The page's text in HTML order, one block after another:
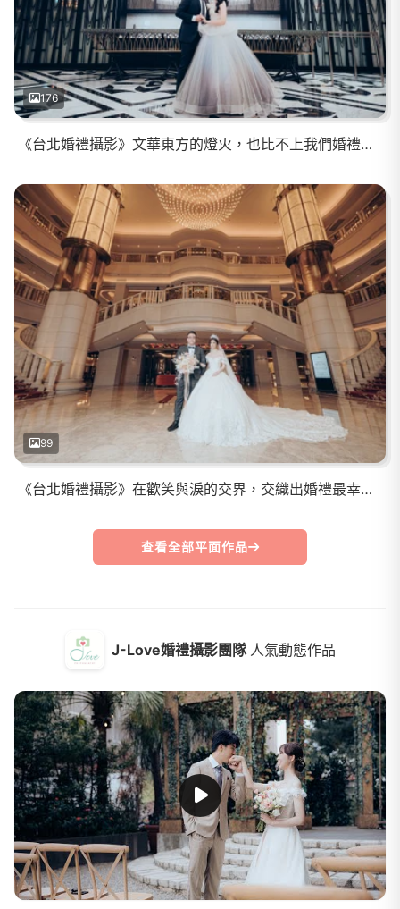
176
《台北婚禮攝影》文華東方的燈火，也比不上我們婚禮中甜蜜的光
99
《台北婚禮攝影》在歡笑與淚的交界，交織出婚禮最幸福甜的模樣
查看全部平面作品
J-Love婚禮攝影團隊 人氣動態作品